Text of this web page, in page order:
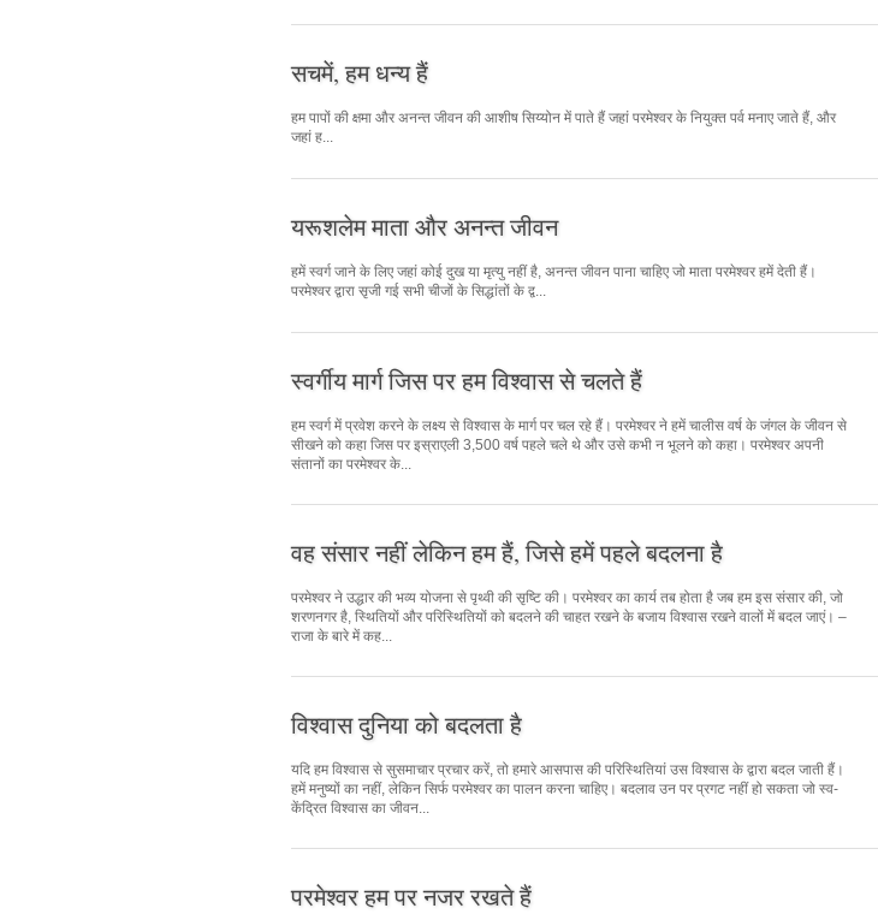
सचमें, हम धन्य हैं
हम पापों की क्षमा और अनन्त जीवन की आशीष सिय्योन में पाते हैं जहां परमेश्वर के नियुक्त पर्व मनाए जाते हैं, और
जहां ह...
यरूशलेम माता और अनन्त जीवन
हमें स्वर्ग जाने के लिए जहां कोई दुख या मृत्यु नहीं है, अनन्त जीवन पाना चाहिए जो माता परमेश्वर हमें देती हैं।
परमेश्वर द्वारा सृजी गई सभी चीजों के सिद्धांतों के द्व...
स्वर्गीय मार्ग जिस पर हम विश्वास से चलते हैं
हम स्वर्ग में प्रवेश करने के लक्ष्य से विश्वास के मार्ग पर चल रहे हैं। परमेश्वर ने हमें चालीस वर्ष के जंगल के जीवन से
सीखने को कहा जिस पर इस्राएली 3,500 वर्ष पहले चले थे और उसे कभी न भूलने को कहा। परमेश्वर अपनी
संतानों का परमेश्वर के...
वह संसार नहीं लेकिन हम हैं, जिसे हमें पहले बदलना है
परमेश्वर ने उद्धार की भव्य योजना से पृथ्वी की सृष्टि की। परमेश्वर का कार्य तब होता है जब हम इस संसार की, जो
शरणनगर है, स्थितियों और परिस्थितियों को बदलने की चाहत रखने के बजाय विश्वास रखने वालों में बदल जाएं। –
राजा के बारे में कह...
विश्वास दुनिया को बदलता है
यदि हम विश्वास से सुसमाचार प्रचार करें, तो हमारे आसपास की परिस्थितियां उस विश्वास के द्वारा बदल जाती हैं।
हमें मनुष्यों का नहीं, लेकिन सिर्फ परमेश्वर का पालन करना चाहिए। बदलाव उन पर प्रगट नहीं हो सकता जो स्व-
केंद्रित विश्वास का जीवन...
परमेश्वर हम पर नजर रखते हैं